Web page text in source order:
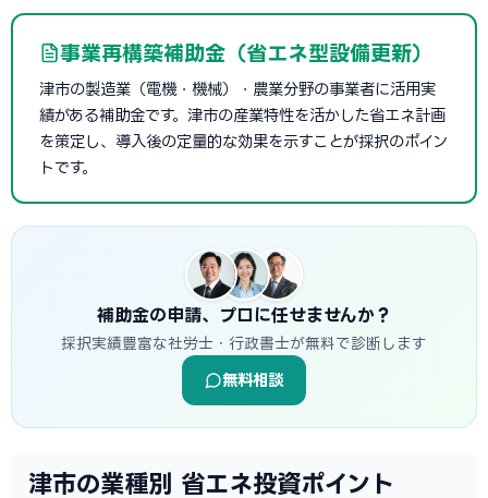
事業再構築補助金（省エネ型設備更新）
津市の製造業（電機・機械）・農業分野の事業者に活用実
績がある補助金です。津市の産業特性を活かした省エネ計画
を策定し、導入後の定量的な効果を示すことが採択のポイン
トです。
補助金の申請、プロに任せませんか？
採択実績豊富な社労士・行政書士が無料で診断します
無料相談
津市の業種別 省エネ投資ポイント